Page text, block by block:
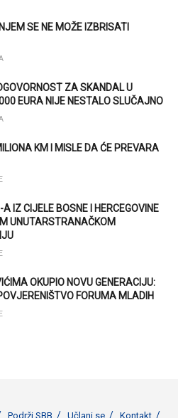
SE NE MOŽE IZBRISATI
ZA SKANDAL U
EURA NIJE NESTALO SLUČAJNO
KM I MISLE DA ĆE PREVARA
IZ CIJELE BOSNE I HERCEGOVINE
UNUTARSTRANAČKOM
OKUPIO NOVU GENERACIJU:
FORUMA MLADIH
Podrži SBB Učlani se Kontakt